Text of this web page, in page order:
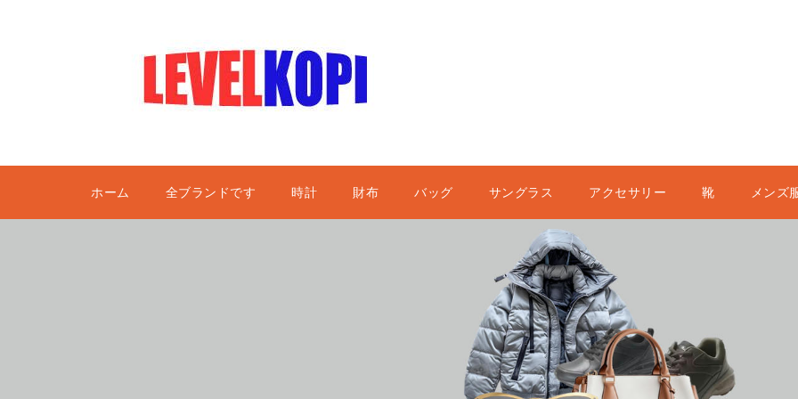
ホーム 全ブランドです 時計 財布 バッグ サングラス アクセサリー 靴 メンズ